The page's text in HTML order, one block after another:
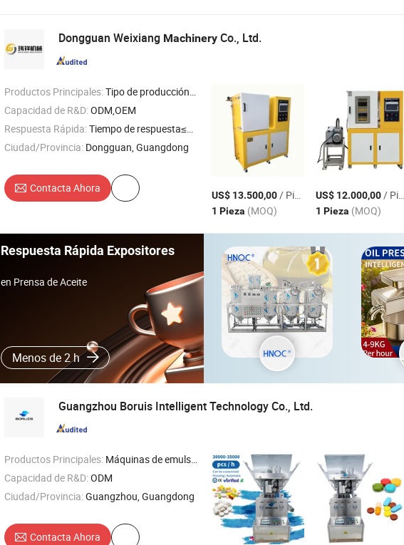
Dongguan Weixiang Machinery Co., Ltd.
Productos Principales:Tipo de producción molino de dos rodillos , tipo de producción mezclador interno , máquina de fundición de película , máquina de película soplada , línea de granulación de extrusión de doble tornillo
Capacidad de R&D:ODM,OEM
Respuesta Rápida:Tiempo de respuesta≤3h
Ciudad/Provincia: Dongguan, Guangdong
Contacta Ahora
US$ 13.500,00/ Pieza
1 Pieza (MOQ)
US$ 12.000,00/ Pieza
1 Pieza (MOQ)
Respuesta Rápida Expositores
en Prensa de Aceite
Menos de 2 h
Guangzhou Boruis Intelligent Technology Co., Ltd.
Productos Principales: Máquinas de emulsificación homogénea al vacío , tanque de mezcla homogeneizador , máquina de prensado de tabletas , máquina de llenado , equipo de secado
Capacidad de R&D:ODM
Ciudad/Provincia:Guangzhou, Guangdong
Contacta Ahora